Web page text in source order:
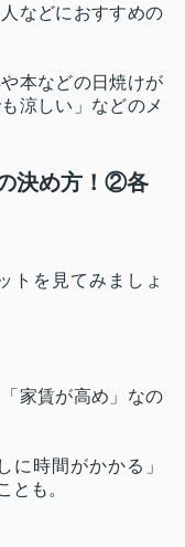
などにおすすめの
本などの日焼けが
涼しい」などのメ
決め方！②各
トを見てみましょ
家賃が高め」なの
に時間がかかる」
とも。